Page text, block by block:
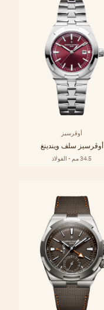
أوڤرسيز
أوڤرسيز سلف ويندينغ
34.5 مم - الفولاذ